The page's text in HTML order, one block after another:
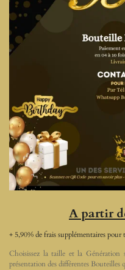
A partir
+ 5,90% de frais supplémentaires
Choisissez la taille et la Génération
présentation des différentes Bouteilles